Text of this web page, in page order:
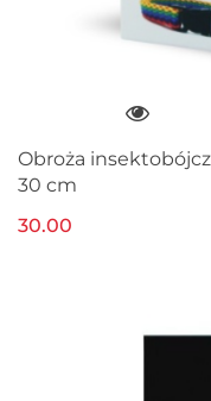
Obroża
30 cm
30.00